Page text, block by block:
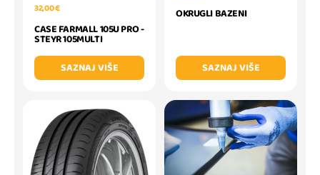
32,00 €
CASE FARMALL 105U PRO -
STEYR 105MULTI
SAZNAJ VIŠE
OKRUGLI BAZENI
SAZNAJ VIŠE